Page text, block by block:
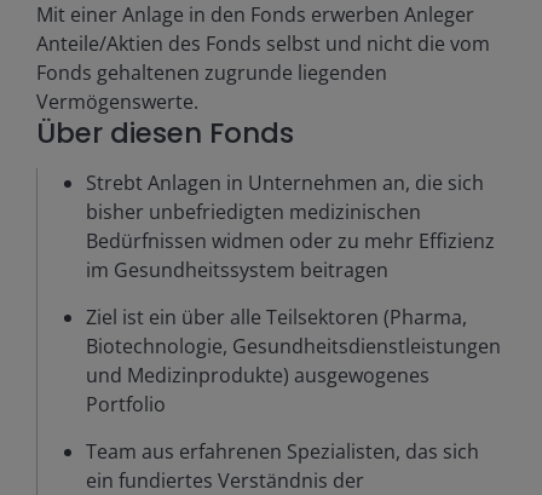
Mit einer Anlage in den Fonds erwerben Anleger
Anteile/Aktien des Fonds selbst und nicht die vom
Fonds gehaltenen zugrunde liegenden
Vermögenswerte.
Über diesen Fonds
Strebt Anlagen in Unternehmen an, die sich
bisher unbefriedigten medizinischen
Bedürfnissen widmen oder zu mehr Effizienz
im Gesundheitssystem beitragen
Ziel ist ein über alle Teilsektoren (Pharma,
Biotechnologie, Gesundheitsdienstleistungen
und Medizinprodukte) ausgewogenes
Portfolio
Team aus erfahrenen Spezialisten, das sich
ein fundiertes Verständnis der